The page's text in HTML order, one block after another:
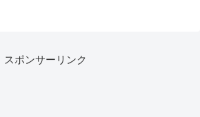
スポンサーリンク